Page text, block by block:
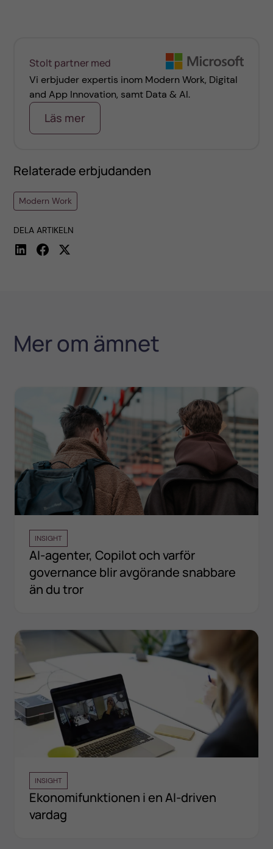
Stolt partner med
Vi erbjuder expertis inom Modern Work, Digital
and App Innovation, samt Data & AI.
Läs mer
Relaterade erbjudanden
Modern Work
DELA ARTIKELN
Mer om ämnet
INSIGHT
AI-agenter, Copilot och varför
governance blir avgörande snabbare
än du tror
INSIGHT
Ekonomifunktionen i en AI-driven
vardag